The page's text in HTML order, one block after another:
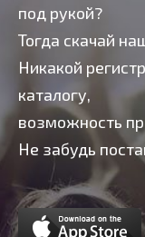
под рукой?
Тогда скачай
Никакой
каталогу,
возможность
Не забудь